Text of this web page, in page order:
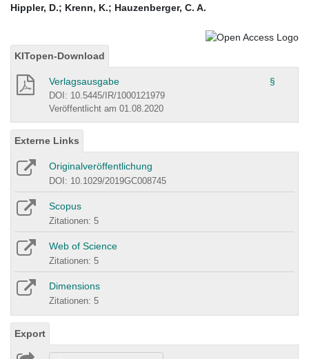
Hippler, D.; Krenn, K.; Hauzenberger, C. A.
KITopen-Download
Verlagsausgabe §
DOI: 10.5445/IR/1000121979
Veröffentlicht am 01.08.2020
Externe Links
Originalveröffentlichung
DOI: 10.1029/2019GC008745
Scopus
Zitationen: 5
Web of Science
Zitationen: 5
Dimensions
Zitationen: 5
Export